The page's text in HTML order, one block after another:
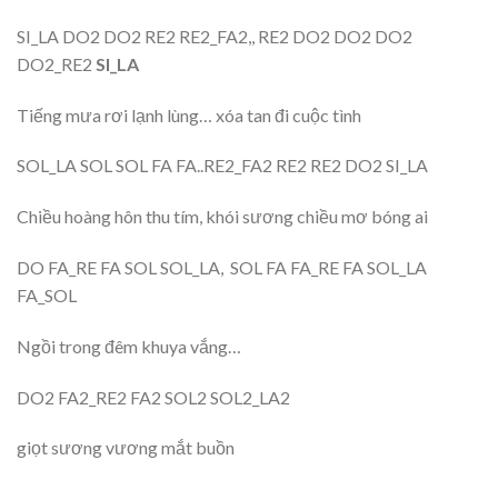
SI_LA DO2 DO2 RE2 RE2_FA2,, RE2 DO2 DO2 DO2
DO2_RE2 SI_LA
Tiếng mưa rơi lạnh lùng… xóa tan đi cuộc tình
SOL_LA SOL SOL FA FA..RE2_FA2 RE2 RE2 DO2 SI_LA
Chiều hoàng hôn thu tím, khói sương chiều mơ bóng ai
DO FA_RE FA SOL SOL_LA, SOL FA FA_RE FA SOL_LA
FA_SOL
Ngồi trong đêm khuya vắng…
DO2 FA2_RE2 FA2 SOL2 SOL2_LA2
giọt sương vương mắt buồn